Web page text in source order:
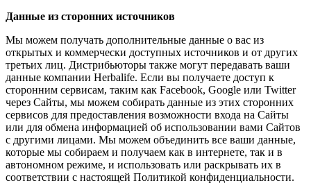
Данные из сторонних источников
Мы можем получать дополнительные данные о вас из
открытых и коммерчески доступных источников и от других
третьих лиц. Дистрибьюторы также могут передавать ваши
данные компании Herbalife. Если вы получаете доступ к
сторонним сервисам, таким как Facebook, Google или Twitter
через Сайты, мы можем собирать данные из этих сторонних
сервисов для предоставления возможности входа на Сайты
или для обмена информацией об использовании вами Сайтов
с другими лицами. Мы можем объединить все ваши данные,
которые мы собираем и получаем как в интернете, так и в
автономном режиме, и использовать или раскрывать их в
соответствии с настоящей Политикой конфиденциальности.